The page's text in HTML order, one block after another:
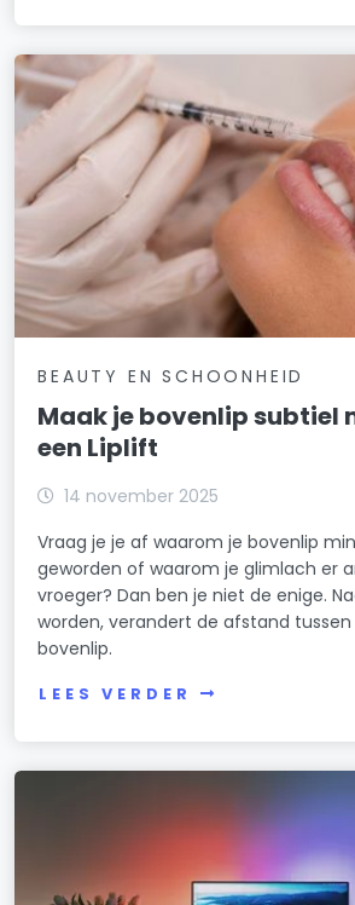
BEAUTY EN SCHOONHEID
Maak je bovenlip subtiel
een Liplift
14 november 2025
Vraag je je af waarom je bovenlip
geworden of waarom je glimlach er
vroeger? Dan ben je niet de enige.
worden, verandert de afstand
bovenlip.
LEES VERDER